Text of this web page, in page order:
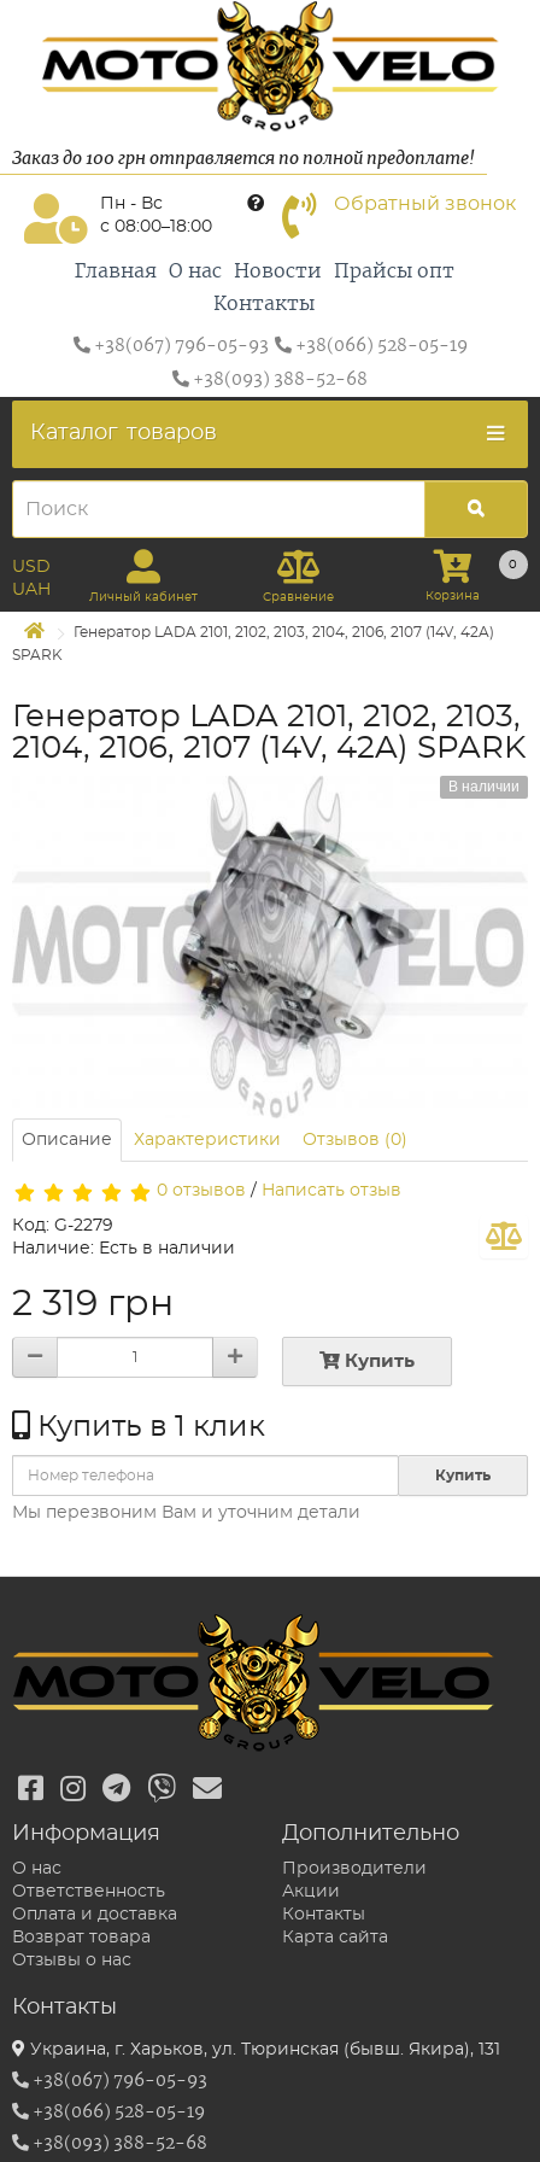
Заказ до 100 грн отправляется по полной предоплате!
Пн - Вс
с 08:00–18:00
Обратный звонок
Главная О нас Новости
Прайсы опт
Контакты
+38(067) 796-05-93
+38(066) 528-05-19
+38(093) 388-52-68
Каталог товаров
USD
UAH
Личный кабинет Сравнение
0
Корзина
Генератор LADA 2101, 2102, 2103, 2104, 2106, 2107 (14V, 42A)
SPARK
Генератор LADA 2101, 2102, 2103,
2104, 2106, 2107 (14V, 42A) SPARK
В наличии
Описание Характеристики Отзывов (0)
0 отзывов / Написать отзыв
Код: G-2279
Наличие: Есть в наличии
2 319 грн
Купить
Купить в 1 клик
Купить
Мы перезвоним Вам и уточним детали
Информация
О нас
Ответственность
Оплата и доставка
Возврат товара
Отзывы о нас
Дополнительно
Производители
Акции
Контакты
Карта сайта
Контакты
Украина, г. Харьков, ул. Тюринская (бывш. Якира), 131
+38(067) 796-05-93
+38(066) 528-05-19
+38(093) 388-52-68